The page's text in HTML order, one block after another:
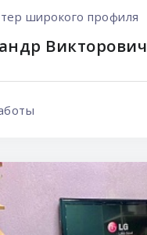
широкого профиля
Викторович